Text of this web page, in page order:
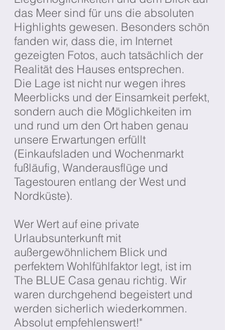
das Meer sind für uns die absoluten
Highlights gewesen. Besonders schön
fanden wir, dass die, im Internet
gezeigten Fotos, auch tatsächlich der
Realität des Hauses entsprechen.
Die Lage ist nicht nur wegen ihres
Meerblicks und der Einsamkeit perfekt,
sondern auch die Möglichkeiten im
und rund um den Ort haben genau
unsere Erwartungen erfüllt
(Einkaufsladen und Wochenmarkt
fußläufig, Wanderausflüge und
Tagestouren entlang der West und
Nordküste).
Wer Wert auf eine private
Urlaubsunterkunft mit
außergewöhnlichem Blick und
perfektem Wohlfühlfaktor legt, ist im
The BLUE Casa genau richtig. Wir
waren durchgehend begeistert und
werden sicherlich wiederkommen.
Absolut empfehlenswert!"